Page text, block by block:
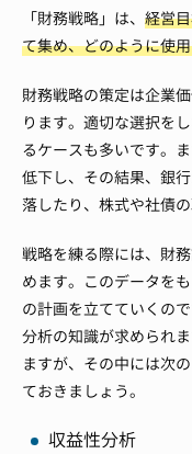
「財務戦略」は、 経営
て集め、どのように使
財務戦略の策定は企業
ります。適切な選択を
るケースも多いです。
低下し、その結果、銀
落したり、株式や社債
戦略を練る際には、財
めます。このデータを
の計画を立てていくの
分析の知識が求められ
ますが、その中には次
ておきましょう。
収益性分析